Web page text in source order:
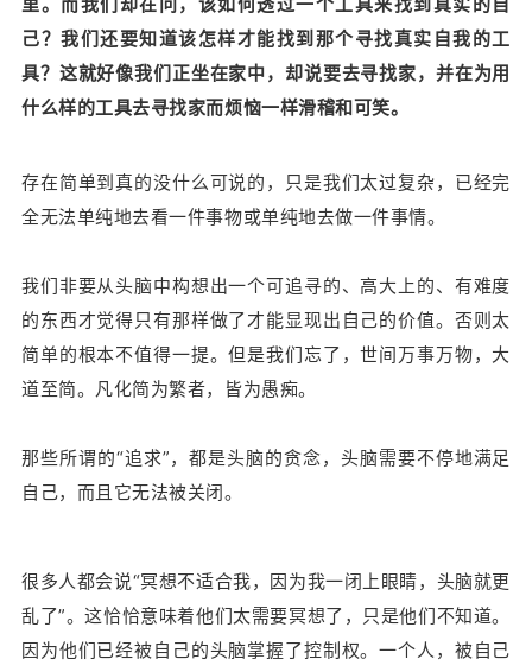
里。而我们却在问，该如何透过一个工具来找到真实的自
己？我们还要知道该怎样才能找到那个寻找真实自我的工
具？这就好像我们正坐在家中，却说要去寻找家，并在为用
什么样的工具去寻找家而烦恼一样滑稽和可笑。
存在简单到真的没什么可说的，只是我们太过复杂，已经完
全无法单纯地去看一件事物或单纯地去做一件事情。
我们非要从头脑中构想出一个可追寻的、高大上的、有难度
的东西才觉得只有那样做了才能显现出自己的价值。否则太
简单的根本不值得一提。但是我们忘了，世间万事万物，大
道至简。凡化简为繁者，皆为愚痴。
那些所谓的“追求”，都是头脑的贪念，头脑需要不停地满足
自己，而且它无法被关闭。
很多人都会说“冥想不适合我，因为我一闭上眼睛，头脑就更
乱了”。这恰恰意味着他们太需要冥想了，只是他们不知道。
因为他们已经被自己的头脑掌握了控制权。一个人，被自己